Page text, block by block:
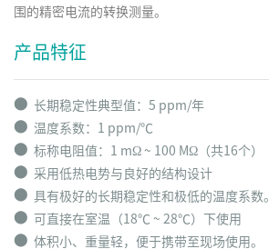
围的精密电流的转换测量。
产品特征
⬤ 长期稳定性典型值：5 ppm/年
⬤ 温度系数：1 ppm/℃
⬤ 标称电阻值：1 mΩ ~ 100 MΩ（共16个）
⬤ 采用低热电势与良好的结构设计
⬤
具有极好的长期稳定性和极低的温度系数。
⬤ 可直接在室温（18℃ ~ 28℃）下使用
⬤ 体积小、重量轻，便于携带至现场使用。